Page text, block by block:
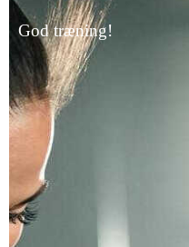
God træning!